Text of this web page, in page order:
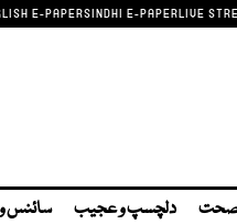
E-PAPERSINDHI E-PAPERLIVE
دلچسپ و عجیب سائنس